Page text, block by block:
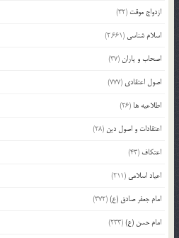
ازدواج موقت (32)
اسلام شناسی (2,661)
اصحاب و یاران(37)
اصول اعتقادی (777)
اطلاعیه ها (26)
اعتقادات و اصول دین (28)
اعتکاف (43)
اعیاد اسلامی (211)
امام جعفر صادق (ع)(372)
امام حسن (ع)(233)